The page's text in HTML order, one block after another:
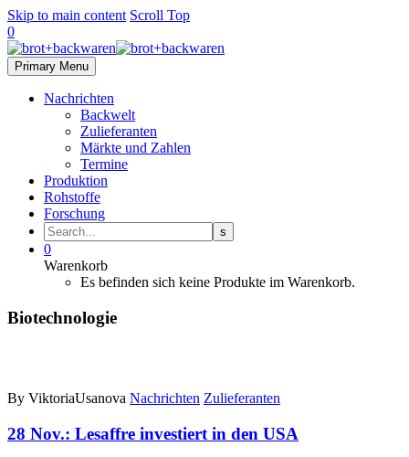
Skip to main content Scroll Top
0
Primary Menu
Nachrichten
Backwelt
Zulieferanten
Märkte und Zahlen
Termine
Produktion
Rohstoffe
Forschung
0
Warenkorb
Es befinden sich keine Produkte im Warenkorb.
Biotechnologie
By ViktoriaUsanova Nachrichten Zulieferanten
28 Nov.: Lesaffre investiert in den USA